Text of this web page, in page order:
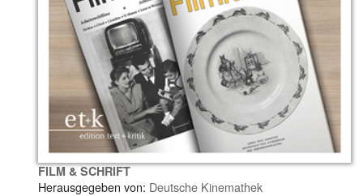
FILM & SCHRIFT
Herausgegeben von: Deutsche Kinemathek